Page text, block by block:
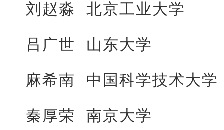
刘赵淼 北京工业大学
吕广世 山东大学
麻希南 中国科学技术大学
秦厚荣 南京大学